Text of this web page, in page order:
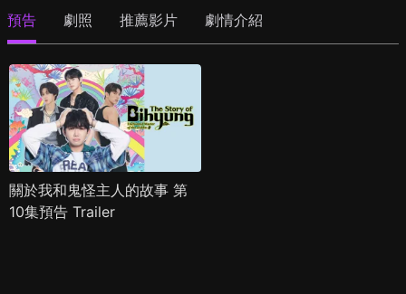
預告 劇照 推薦影片 劇情介紹
關於我和鬼怪主人的故事 第
10集預告 Trailer